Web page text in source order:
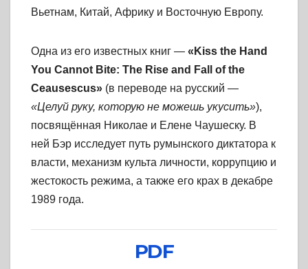
Вьетнам, Китай, Африку и Восточную Европу.
Одна из его известных книг — «Kiss the Hand
You Cannot Bite: The Rise and Fall of the
Ceausescus» (в переводе на русский —
«Целуй руку, которую не можешь укусить»),
посвящённая Николае и Елене Чаушеску. В
ней Бэр исследует путь румынского диктатора к
власти, механизм культа личности, коррупцию и
жестокость режима, а также его крах в декабре
1989 года.
PDF